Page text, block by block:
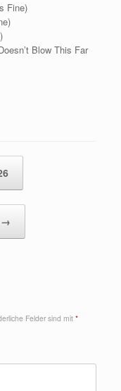
Fine)
Blow This Far
→
Felder sind mit *